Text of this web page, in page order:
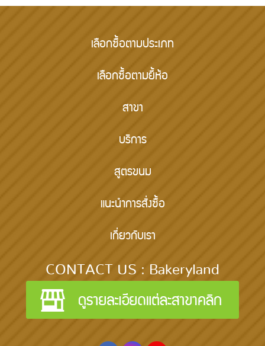
เลือกซื้อตามประเภท
เลือกซื้อตามยี้ห้อ
สาขา
บริการ
สูตรขนม
แนะนำการสั่งซื้อ
เกี่ยวกับเรา
CONTACT US : Bakeryland